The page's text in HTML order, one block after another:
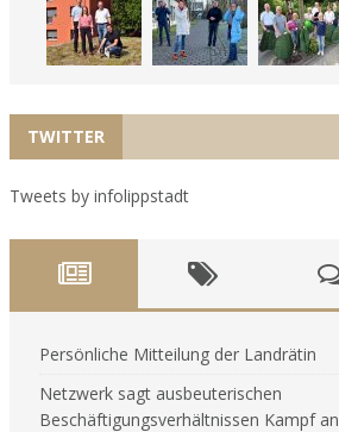
TWITTER
Tweets by infolippstadt
Persönliche Mitteilung der Landrätin
Netzwerk sagt ausbeuterischen
Beschäftigungsverhältnissen Kampf an